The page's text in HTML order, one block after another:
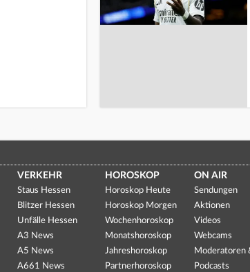
VERKEHR
Staus Hessen
Blitzer Hessen
Unfälle Hessen
A3 News
A5 News
A661 News
HOROSKOP
Horoskop Heute
Horoskop Morgen
Wochenhoroskop
Monatshoroskop
Jahreshoroskop
Partnerhoroskop
ON AIR
Sendungen
Aktionen
Videos
Webcams
Moderatoren
Podcasts